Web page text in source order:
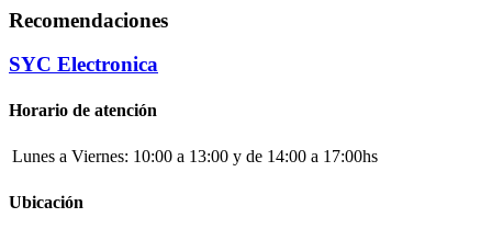
Recomendaciones
SYC Electronica
Horario de atención
Lunes a Viernes: 10:00 a 13:00 y de 14:00 a 17:00hs
Ubicación